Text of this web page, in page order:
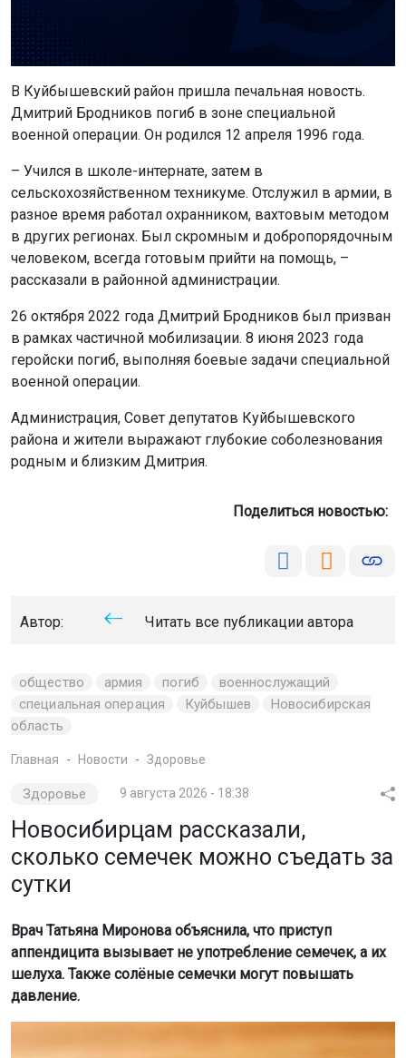
В Куйбышевский район пришла печальная новость.
Дмитрий Бродников погиб в зоне специальной
военной операции. Он родился 12 апреля 1996 года.
– Учился в школе-интернате, затем в
сельскохозяйственном техникуме. Отслужил в армии, в
разное время работал охранником, вахтовым методом
в других регионах. Был скромным и добропорядочным
человеком, всегда готовым прийти на помощь, –
рассказали в районной администрации.
26 октября 2022 года Дмитрий Бродников был призван
в рамках частичной мобилизации. 8 июня 2023 года
геройски погиб, выполняя боевые задачи специальной
военной операции.
Администрация, Совет депутатов Куйбышевского
района и жители выражают глубокие соболезнования
родным и близким Дмитрия.
Поделиться новостью:
Автор: Читать все публикации автора
общество армия погиб
военнослужащий
специальная операция
Куйбышев
Новосибирская
область
Главная Новости Здоровье
Здоровье 9 августа 2026 - 18:38
Новосибирцам рассказали,
сколько семечек можно съедать за
сутки
Врач Татьяна Миронова объяснила, что приступ
аппендицита вызывает не употребление семечек, а их
шелуха. Также солёные семечки могут повышать
давление.